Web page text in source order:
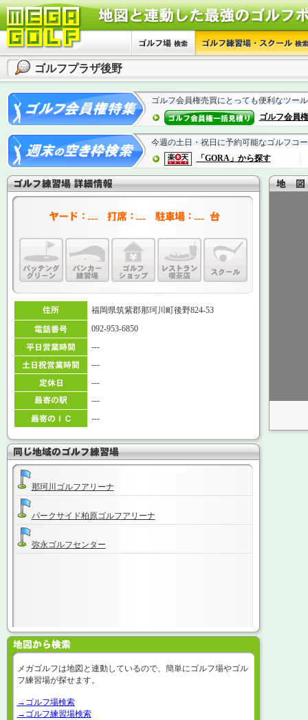
ゴルフプラザ後野
ゴルフ会員権売買にとっても便利なツー
ゴルフ会員
今週の土日・祝日に予約可能なゴルフコ
「GORA」から探す
--- --- ---
福岡県筑紫郡那珂川町後野824-53
092-953-6850
---
---
---
---
---
那珂川ゴルフアリーナ
パークサイド柏原ゴルフアリーナ
弥永ゴルフセンター
メガゴルフは地図と連動しているので、簡単にゴルフ場やゴル
フ練習場が探せます。
→ゴルフ場検索
→ゴルフ練習場検索